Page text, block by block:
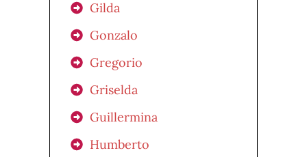
Gilda
Gonzalo
Gregorio
Griselda
Guillermina
Humberto